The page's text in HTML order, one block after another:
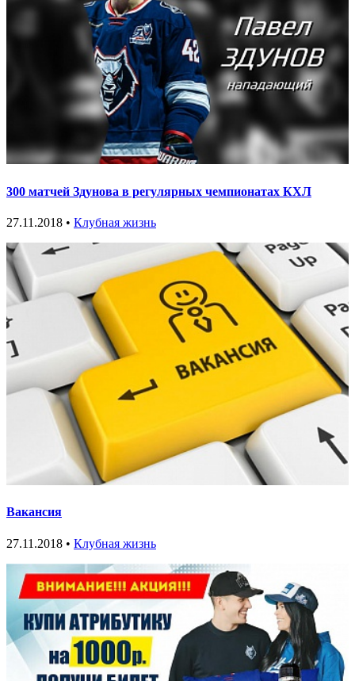
300 матчей Здунова в регулярных чемпионатах КХЛ
27.11.2018 • Клубная жизнь
Вакансия
27.11.2018 • Клубная жизнь